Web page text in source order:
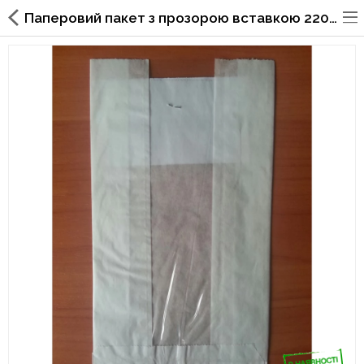
Паперовий пакет з прозорою вставкою 220х120х50/40 мм 56
Склянки, кришки, тримачі,
Упаковка для суші
Паперові пакети та куточки
Коробки для кондитерських